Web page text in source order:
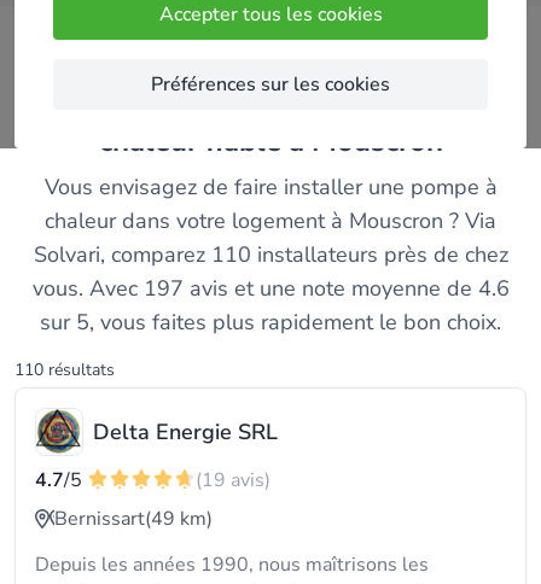
Accepter tous les cookies
Préférences sur les cookies
chaleur fiable à Mouscron
Vous envisagez de faire installer une pompe à
chaleur dans votre logement à Mouscron ? Via
Solvari, comparez 110 installateurs près de chez
vous. Avec 197 avis et une note moyenne de 4.6
sur 5, vous faites plus rapidement le bon choix.
110 résultats
Delta Energie SRL
4.7/5
(19 avis)
Bernissart(49 km)
Depuis les années 1990, nous maîtrisons les